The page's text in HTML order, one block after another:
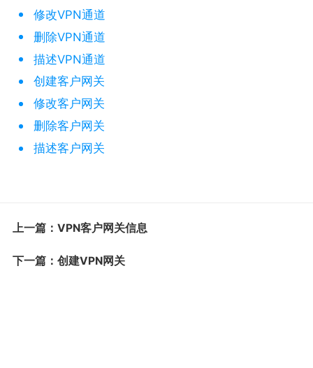
修改VPN通道
删除VPN通道
描述VPN通道
创建客户网关
修改客户网关
删除客户网关
描述客户网关
上一篇：VPN客户网关信息
下一篇：创建VPN网关